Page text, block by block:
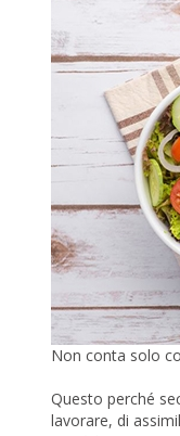
Non conta solo
Questo perché
lavorare, di